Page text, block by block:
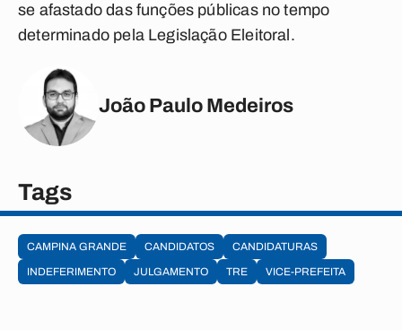
se afastado das funções públicas no tempo
determinado pela Legislação Eleitoral.
João Paulo Medeiros
Tags
CAMPINA GRANDE CANDIDATOS
CANDIDATURAS
INDEFERIMENTO
JULGAMENTO TRE VICE-PREFEITA